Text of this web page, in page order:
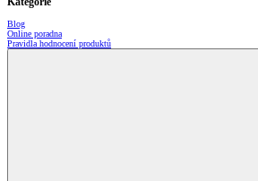
Kategorie
Blog
Online poradna
Pravidla hodnocení produktů